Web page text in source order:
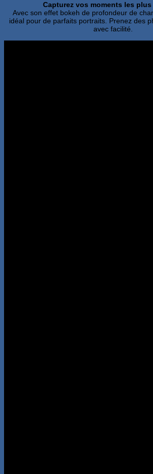
Capturez vos moments les
Avec son effet bokeh de profondeur de
idéal pour de parfaits portraits. Prenez des
avec facilité.